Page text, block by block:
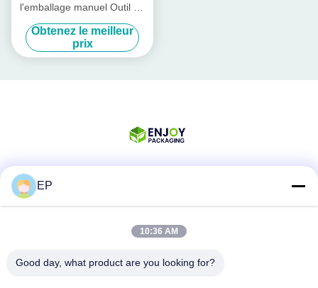
l'emballage manuel Outil de
serrage au cordon en
plastique de polyester
Obtenez le meilleur
prix
Contactez rapidement
EP
10:36 AM
Good day, what product are you looking for?